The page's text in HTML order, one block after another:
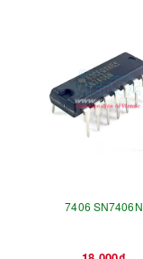
7406 SN7406N